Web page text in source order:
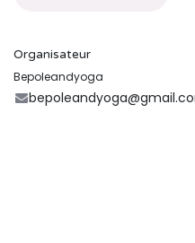
Organisateur
Bepoleandyoga